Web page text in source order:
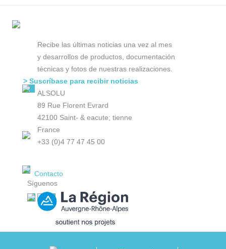
Recibe las últimas noticias una vez al mes
y desarrollos de productos, documentación
técnicas y fotos de nuestras realizaciones.
> Suscríbase para recibir noticias
ALSOLU
89 Rue Florent Evrard
42100 Saint- & eacute; tienne
France
+33 (0)4 77 47 45 00
Contacto
Síguenos